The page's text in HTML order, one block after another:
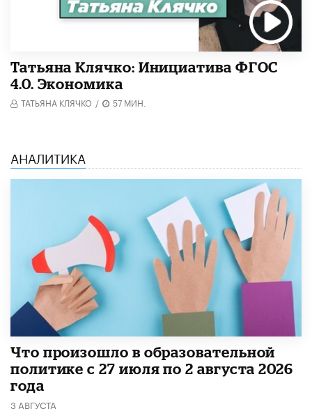
Татьяна Клячко: Инициатива ФГОС
4.0. Экономика
ТАТЬЯНА КЛЯЧКО / 57 МИН.
АНАЛИТИКА
​Что произошло в образовательной
политике с 27 июля по 2 августа 2026
года
3 АВГУСТА